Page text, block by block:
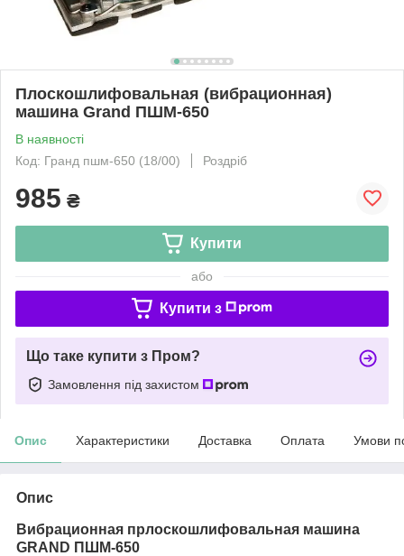
Плоскошлифовальная (вибрационная)
машина Grand ПШМ-650
В наявності
Код: Гранд пшм-650 (18/00)
Роздріб
985 ₴
Купити
або
Купити з
Що таке купити з Пром?
Замовлення під захистом
Опис Характеристики Доставка Оплата Умови
Опис
Вибрационная прлоскошлифовальная машина
GRAND ПШМ-650